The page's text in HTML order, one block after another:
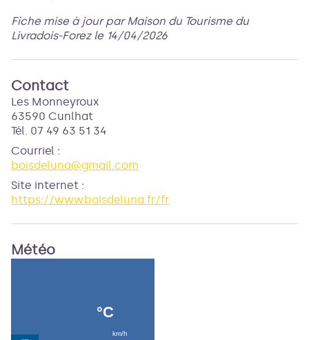
Fiche mise à jour par Maison du Tourisme du
Livradois-Forez le 14/04/2026
Contact
Les Monneyroux
63590 Cunlhat
Tél. 07 49 63 51 34
Courriel :
boisdeluna@gmail.com
Site internet :
https://www.boisdeluna.fr/fr
Météo